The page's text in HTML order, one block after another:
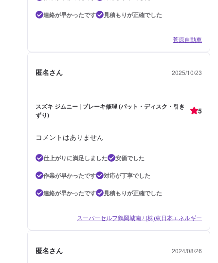
連絡が早かったです
見積もりが正確でした
菅原自動車
匿名さん 2025/10/23
スズキ ジムニー | ブレーキ修理 (パット・ディスク・引き
ずり)
5
コメントはありません
仕上がりに満足しました
安価でした
作業が早かったです
対応が丁寧でした
連絡が早かったです
見積もりが正確でした
スーパーセルフ鶴岡城南 / (株)東日本エネルギー
匿名さん 2024/08/26